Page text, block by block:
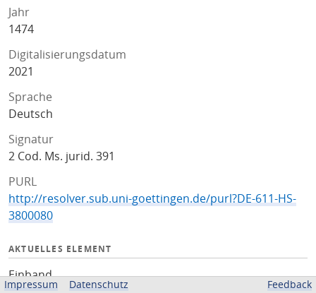
Jahr
1474
Digitalisierungsdatum
2021
Sprache
Deutsch
Signatur
2 Cod. Ms. jurid. 391
PURL
http://resolver.sub.uni-goettingen.de/purl?DE-611-HS-
3800080
AKTUELLES ELEMENT
Einband
Impressum Datenschutz Feedback